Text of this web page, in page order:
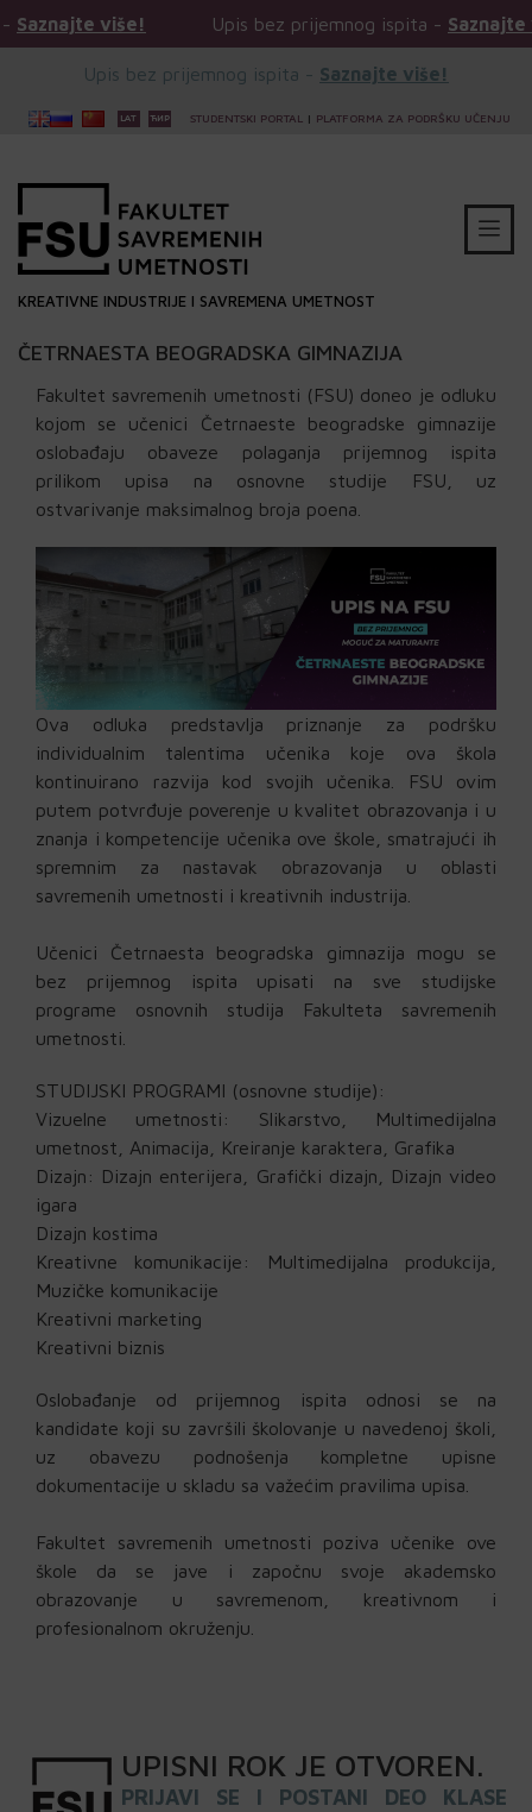
više! Upis bez prijemnog ispita -Saznajte više!
Upis bez prijemnog ispita - Saznajte više!
STUDENTSKI PORTAL | PLATFORMA ZA PODRŠKU UČENJU
KREATIVNE INDUSTRIJE I SAVREMENA UMETNOST
ČETRNAESTA BEOGRADSKA GIMNAZIJA
Fakultet savremenih umetnosti (FSU) doneo je odluku
kojom se učenici Četrnaeste beogradske gimnazije
oslobađaju obaveze polaganja prijemnog ispita
prilikom upisa na osnovne studije FSU, uz
ostvarivanje maksimalnog broja poena.
Ova odluka predstavlja priznanje za podršku
individualnim talentima učenika koje ova škola
kontinuirano razvija kod svojih učenika. FSU ovim
putem potvrđuje poverenje u kvalitet obrazovanja i u
znanja i kompetencije učenika ove škole, smatrajući ih
spremnim za nastavak obrazovanja u oblasti
savremenih umetnosti i kreativnih industrija.
Učenici Četrnaesta beogradska gimnazija mogu se
bez prijemnog ispita upisati na sve studijske
programe osnovnih studija Fakulteta savremenih
umetnosti.
STUDIJSKI PROGRAMI (osnovne studije):
Vizuelne umetnosti: Slikarstvo, Multimedijalna
umetnost, Animacija, Kreiranje karaktera, Grafika
Dizajn: Dizajn enterijera, Grafički dizajn, Dizajn video
igara
Dizajn kostima
Kreativne komunikacije: Multimedijalna produkcija,
Muzičke komunikacije
Kreativni marketing
Kreativni biznis
Oslobađanje od prijemnog ispita odnosi se na
kandidate koji su završili školovanje u navedenoj školi,
uz obavezu podnošenja kompletne upisne
dokumentacije u skladu sa važećim pravilima upisa.
Fakultet savremenih umetnosti poziva učenike ove
škole da se jave i započnu svoje akademsko
obrazovanje u savremenom, kreativnom i
profesionalnom okruženju.
UPISNI ROK JE OTVOREN.
PRIJAVI SE I POSTANI DEO KLASE